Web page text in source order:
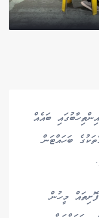
ބައެއް
ބަހައްޓަން
މީހުން